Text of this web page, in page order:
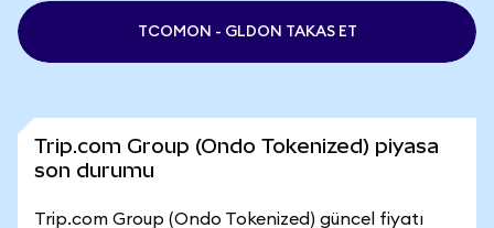
TCOMON - GLDON TAKAS ET
Trip.com Group (Ondo Tokenized) piyasa
son durumu
Trip.com Group (Ondo Tokenized) güncel fiyatı